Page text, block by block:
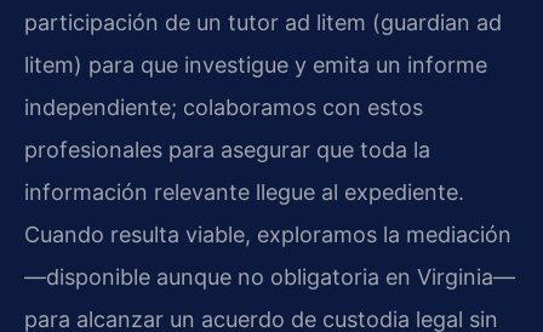
participación de un tutor ad litem (guardian ad
litem) para que investigue y emita un informe
independiente; colaboramos con estos
profesionales para asegurar que toda la
información relevante llegue al expediente.
Cuando resulta viable, exploramos la mediación
—disponible aunque no obligatoria en Virginia—
para alcanzar un acuerdo de custodia legal sin